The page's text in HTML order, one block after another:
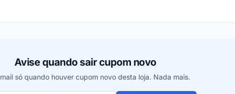
Avise quando sair cupom novo
só quando houver cupom novo desta loja. Nada mais.